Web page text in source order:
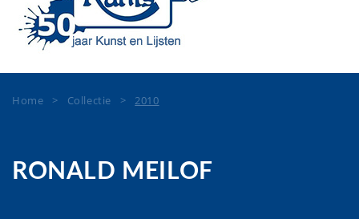
Home > Collectie >2010
RONALD MEILOF